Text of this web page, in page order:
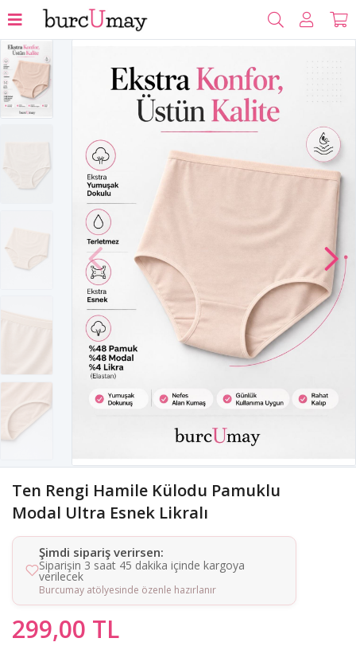
Ten Rengi Hamile Külodu Pamuklu
Modal Ultra Esnek Likralı
Şimdi sipariş verirsen:
Siparişin 3 saat 45 dakika içinde kargoya
verilecek
Burcumay atölyesinde özenle hazırlanır
299,00 TL